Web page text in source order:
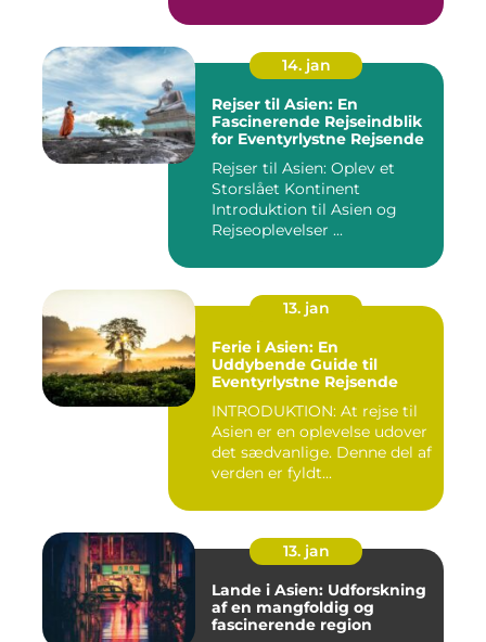
14. jan
Rejser til Asien: En
Fascinerende Rejseindblik
for Eventyrlystne Rejsende
Rejser til Asien: Oplev et
Storslået Kontinent
Introduktion til Asien og
Rejseoplevelser ...
13. jan
Ferie i Asien: En
Uddybende Guide til
Eventyrlystne Rejsende
INTRODUKTION: At rejse til
Asien er en oplevelse udover
det sædvanlige. Denne del af
verden er fyldt...
13. jan
Lande i Asien: Udforskning
af en mangfoldig og
fascinerende region